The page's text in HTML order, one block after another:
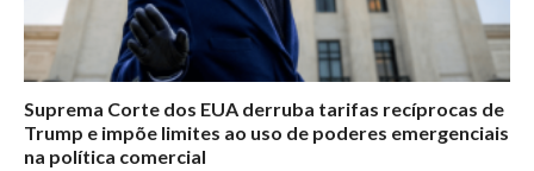
Suprema Corte dos EUA derruba tarifas recíprocas de
Trump e impõe limites ao uso de poderes emergenciais
na política comercial